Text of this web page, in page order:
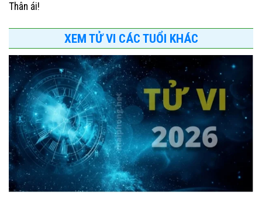
Thân ái!
XEM TỬ VI CÁC TUỔI KHÁC